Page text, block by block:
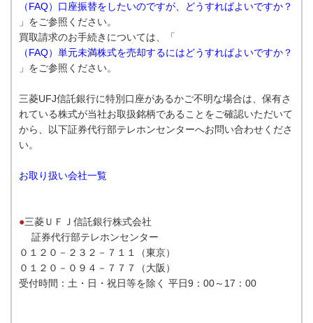
（FAQ）口座振替をしたいのですが、どうすればよいですか？
」をご参照ください。
買取請求のお手続きについては、「
（FAQ）単元未満株式を売却するにはどうすればよいですか？
」をご参照ください。
三菱UFJ信託銀行に特別口座があるかご不明な場合は、保有さ
れている株式が当社お取扱銘柄であることをご確認いただいて
から、以下証券代行部テレホンセンターへお問い合わせくださ
い。
お取り扱い会社一覧
●三菱ＵＦＪ信託銀行株式会社
証券代行部テレホンセンター
０１２０－２３２－７１１（東京）
０１２０－０９４－７７７（大阪）
受付時間：土・日・祝日等を除く 平日9：00～17：00